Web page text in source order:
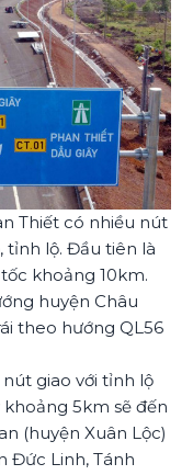
Thiết có nhiều nút
tỉnh lộ. Đầu tiên là
khoảng 10km.
huyện Châu
theo hướng QL56
giao với tỉnh lộ
khoảng 5km sẽ đến
(huyện Xuân Lộc)
Đức Linh, Tánh